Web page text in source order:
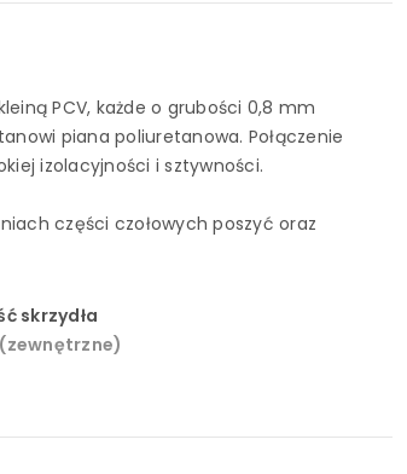
PCV, każde o grubości 0,8 mm
piana poliuretanowa. Połączenie
izolacyjności i sztywności.
części czołowych poszyć oraz
skrzydła